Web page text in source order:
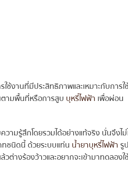
งานที่มีประสิทธิภาพและเหมาะกับการใ
ตามพื้นที่หรือการสูบ บุหรี่ไฟฟ้า เพื่อผ่อน
มรู้สึกโดยรวมได้อย่างแท้จริง นั่นจึงไม่
ทชนิดนี้ ด้วยระบบแท่น น้ำยาบุหรี่ไฟฟ้ารู
างร้องว้าวและอยากจะเข้ามาทดลองใ